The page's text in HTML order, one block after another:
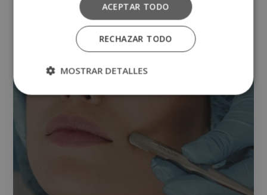
ACEPTAR TODO
RECHAZAR TODO
MOSTRAR DETALLES